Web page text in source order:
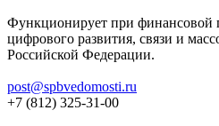
Функционирует при финансовой
цифрового развития, связи и
Российской Федерации.
post@spbvedomosti.ru
+7 (812) 325-31-00